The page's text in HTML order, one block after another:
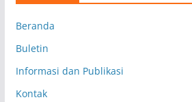
Beranda
Buletin
Informasi dan Publikasi
Kontak